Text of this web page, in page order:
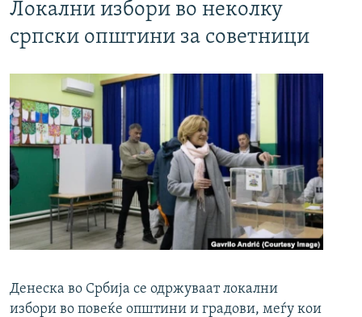
Локални избори во неколку
српски општини за советници
Денеска во Србија се одржуваат локални
избори во повеќе општини и градови, меѓу кои